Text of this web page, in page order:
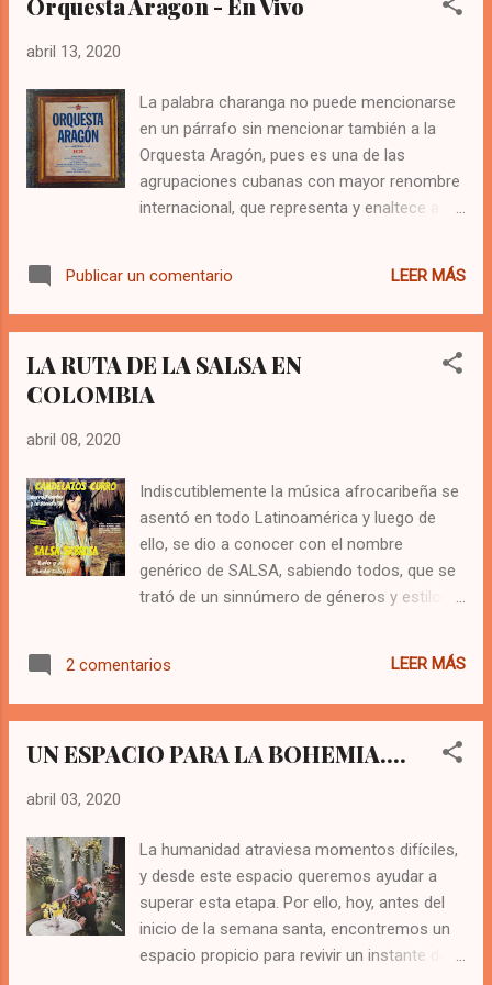
discos, con el sabor y sonido inconfundible
Homenaje a Los Compadres 1.- El ...
abril 13, 2020
La palabra charanga no puede mencionarse
en un párrafo sin mencionar también a la
Orquesta Aragón, pues es una de las
agrupaciones cubanas con mayor renombre
internacional, que representa y enaltece a la
estructura de una orquestación de este tipo,
sin haber caído en la tentación de añadir o
disco, contiene una compilación de
grabaciones, de diferentes presentaciones
patrimonio musical de la isla, que se
compone de cintas, discos, CDs, y
documentales, de los programas que se
transmitieron por años en la emisora. La
Charanga Eterna con su inolvidable flautista
en esos estudios desde el año 1955, cuando
radial patrocinados por Cerveza C...
Publicar un comentario LEER MÁS
LA RUTA DE LA SALSA EN
COLOMBIA
abril 08, 2020
Indiscutiblemente la música afrocaribeña se
asentó en todo Latinoamérica y luego de
ello, se dio a conocer con el nombre
genérico de SALSA, sabiendo todos, que se
trató de un sinnúmero de géneros y estilos
identidad definida. Desde los años 60, cada
país y cada región aportó lo propio para
mundial. Colombia también ha aportado su
históricas, bibliográficas o culturales, publica
esta pequeña lista de reproducción, que nos
permite hacer un viaje desde el pasado
hasta el presente de lo que ha sido la salsa
en Colombia. Nuevamente, conecta tu
2 comentarios LEER MÁS
UN ESPACIO PARA LA BOHEMIA….
abril 03, 2020
La humanidad atraviesa momentos difíciles,
y desde este espacio queremos ayudar a
superar esta etapa. Por ello, hoy, antes del
inicio de la semana santa, encontremos un
espacio propicio para revivir un instante de